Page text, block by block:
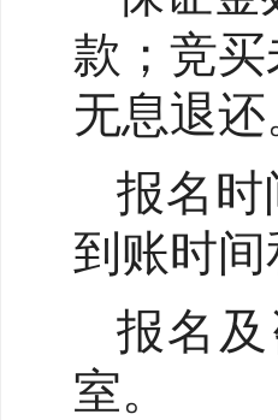
款；竞
无息退还
报名时
到账时
报名
室。